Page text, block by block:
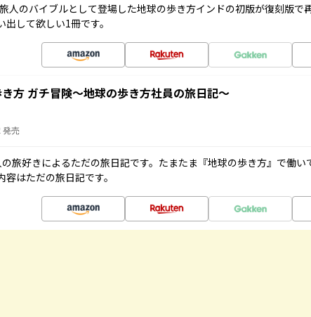
人のバイブルとして登場した地球の歩き方インドの初版が復刻版
出して欲しい1冊です。
方 ガチ冒険～地球の歩き方社員の旅日記～
発売
旅好きによるただの旅日記です。たまたま『地球の歩き方』で働い
容はただの旅日記です。